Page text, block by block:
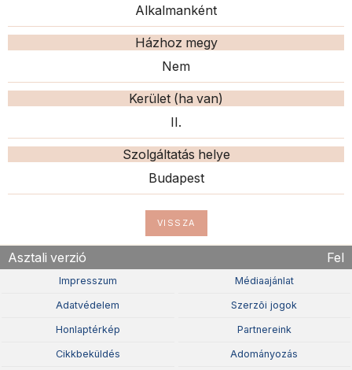
Alkalmanként
Házhoz megy
Nem
Kerület (ha van)
II.
Szolgáltatás helye
Budapest
VISSZA
Asztali verzió Fel
Impresszum Médiaajánlat
Adatvédelem Szerzõi jogok
Honlaptérkép Partnereink
Cikkbeküldés Adományozás